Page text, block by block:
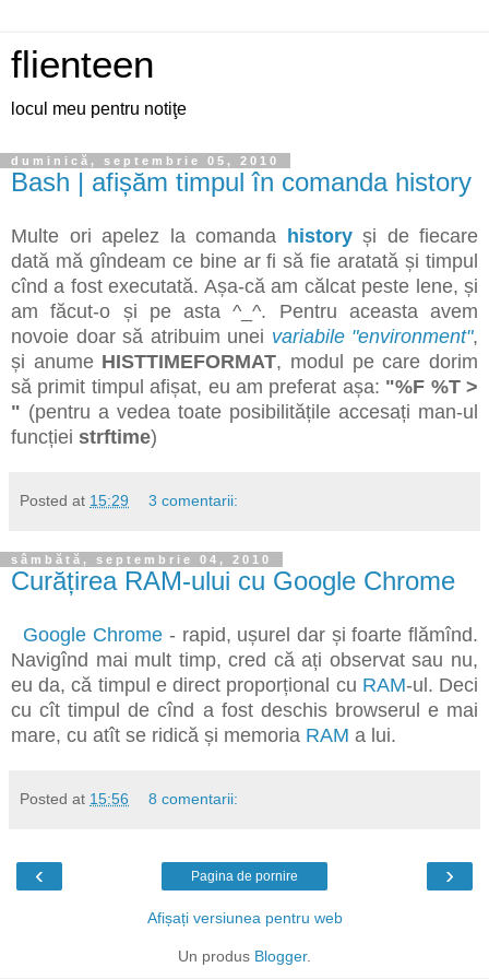
flienteen
locul meu pentru notiţe
duminică, septembrie 05, 2010
Bash | afișăm timpul în comanda history
Multe ori apelez la comanda historyși de fiecare
dată mă gîndeam ce bine ar fi să fie aratată și timpul
cînd a fost executată. Așa-că am călcat peste lene, și
am făcut-o și pe asta ^_^. Pentru aceasta avem
novoie doar să atribuim unei variabile "environment",
și anume HISTTIMEFORMAT, modul pe care dorim
să primit timpul afișat, eu am preferat așa: "%F %T >
" (pentru a vedea toate posibilitățile accesați man-ul
funcției strftime)
Posted at 15:29 3 comentarii:
sâmbătă, septembrie 04, 2010
Curățirea RAM-ului cu Google Chrome
Google Chrome - rapid, ușurel dar și foarte flămînd.
Navigînd mai mult timp, cred că ați observat sau nu,
eu da, că timpul e direct proporțional cu RAM-ul. Deci
cu cît timpul de cînd a fost deschis browserul e mai
mare, cu atît se ridică și memoria RAM a lui.
Posted at 15:56 8 comentarii:
‹ ›
Pagina de pornire
Afișați versiunea pentru web
Un produs Blogger.